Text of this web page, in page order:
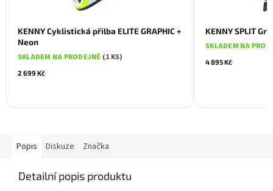
KENNY Cyklistická přilba ELITE GRAPHIC +
Neon
SKLADEM NA PRODEJNĚ (1 KS)
2 699 Kč
KENNY SPLIT
SKLADEM NA
4 895 Kč
Popis Diskuze Značka
Detailní popis produktu